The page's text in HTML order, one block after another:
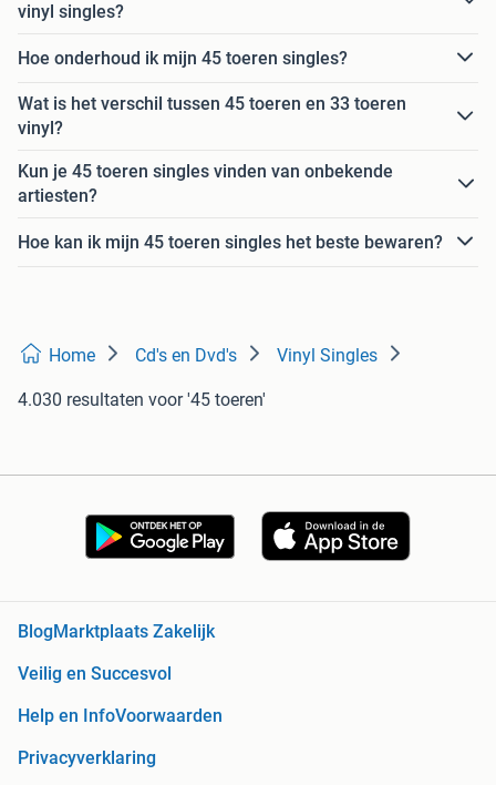
vinyl singles?
Hoe onderhoud ik mijn 45 toeren singles?
Wat is het verschil tussen 45 toeren en 33 toeren
vinyl?
Kun je 45 toeren singles vinden van onbekende
artiesten?
Hoe kan ik mijn 45 toeren singles het beste bewaren?
Home Cd's en Dvd's Vinyl Singles
4.030 resultaten voor '45 toeren'
Blog Marktplaats Zakelijk
Veilig en Succesvol
Help en InfoVoorwaarden
Privacyverklaring